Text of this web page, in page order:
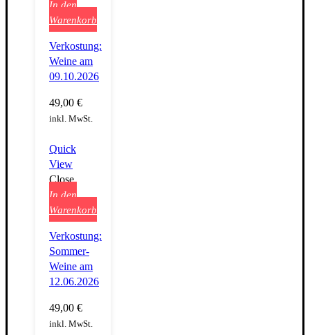
In den
Warenkorb
Verkostung:
Weine am
09.10.2026
49,00 €
inkl. MwSt.
Quick
View
Close
In den
Warenkorb
Verkostung:
Sommer-
Weine am
12.06.2026
49,00 €
inkl. MwSt.